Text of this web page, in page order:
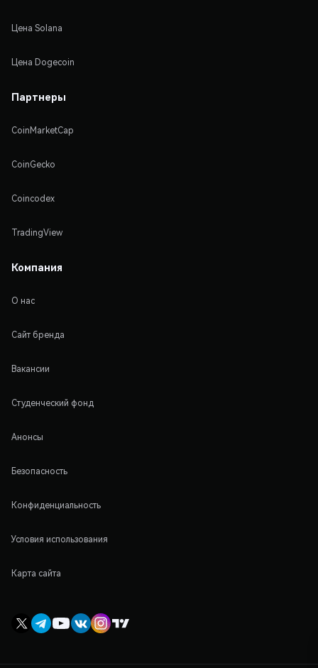
Цена Solana
Цена Dogecoin
Партнеры
CoinMarketCap
CoinGecko
Coincodex
TradingView
Компания
О нас
Сайт бренда
Вакансии
Студенческий фонд
Анонсы
Безопасность
Конфиденциальность
Условия использования
Карта сайта